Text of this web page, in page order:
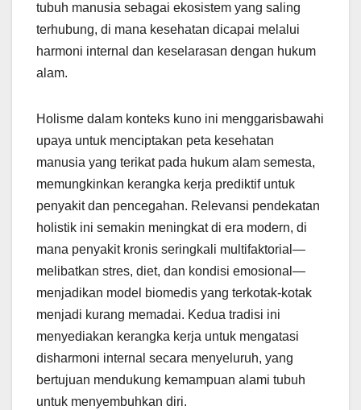
tubuh manusia sebagai ekosistem yang saling
terhubung, di mana kesehatan dicapai melalui
harmoni internal dan keselarasan dengan hukum
alam.
Holisme dalam konteks kuno ini menggarisbawahi
upaya untuk menciptakan peta kesehatan
manusia yang terikat pada hukum alam semesta,
memungkinkan kerangka kerja prediktif untuk
penyakit dan pencegahan. Relevansi pendekatan
holistik ini semakin meningkat di era modern, di
mana penyakit kronis seringkali multifaktorial—
melibatkan stres, diet, dan kondisi emosional—
menjadikan model biomedis yang terkotak-kotak
menjadi kurang memadai. Kedua tradisi ini
menyediakan kerangka kerja untuk mengatasi
disharmoni internal secara menyeluruh, yang
bertujuan mendukung kemampuan alami tubuh
untuk menyembuhkan diri.